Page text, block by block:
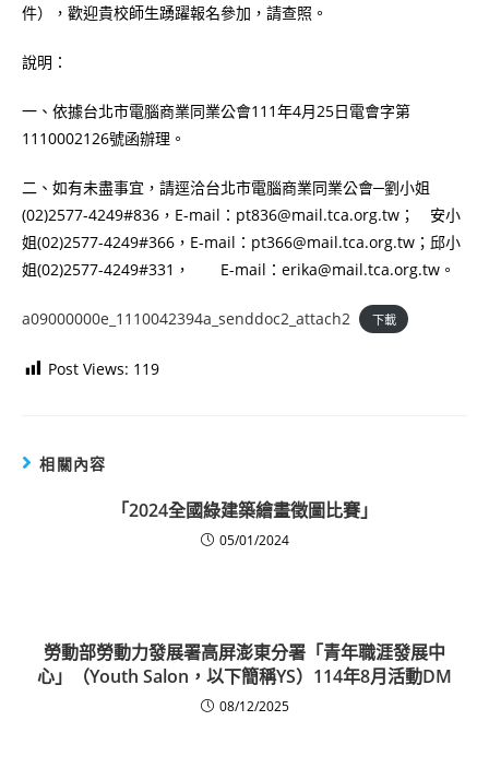
件），歡迎貴校師生踴躍報名參加，請查照。
說明：
一、依據台北市電腦商業同業公會111年4月25日電會字第
1110002126號函辦理。
二、如有未盡事宜，請逕洽台北市電腦商業同業公會─劉小姐
(02)2577-4249#836，E-mail：pt836@mail.tca.org.tw； 安小
姐(02)2577-4249#366，E-mail：pt366@mail.tca.org.tw；邱小
姐(02)2577-4249#331， E-mail：erika@mail.tca.org.tw。
a09000000e_1110042394a_senddoc2_attach2 下載
Post Views: 119
相關內容
「2024全國綠建築繪畫徵圖比賽」
05/01/2024
勞動部勞動力發展署高屏澎東分署「青年職涯發展中
心」（Youth Salon，以下簡稱YS）114年8月活動DM
08/12/2025